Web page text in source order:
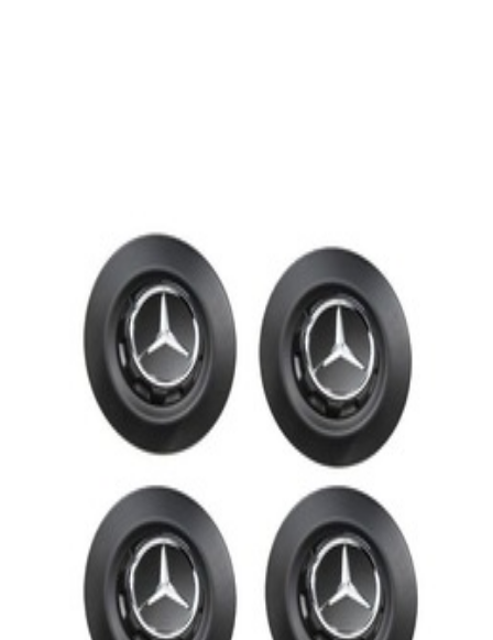
Lot 4 Cache-Moyeu Noir Mat 9283 Mercedes
AMG G 63
1 199,95 €